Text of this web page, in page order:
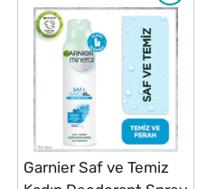
Garnier Saf ve Temiz